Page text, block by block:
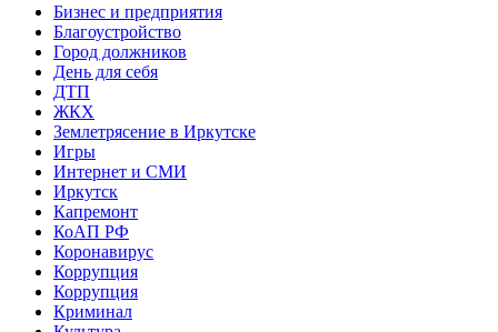
Бизнес и предприятия
Благоустройство
Город должников
День для себя
ДТП
ЖКХ
Землетрясение в Иркутске
Игры
Интернет и СМИ
Иркутск
Капремонт
КоАП РФ
Коронавирус
Коррупция
Коррупция
Криминал